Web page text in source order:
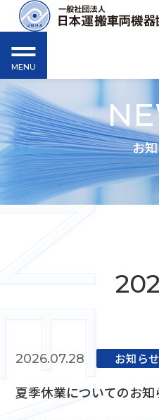
MENU
お
2026.07.28 お知らせ
夏季休業についてのお知